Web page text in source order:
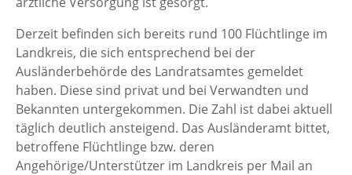
Derzeit befinden sich bereits rund 100 Flüchtlinge im
Landkreis, die sich entsprechend bei der
Ausländerbehörde des Landratsamtes gemeldet
haben. Diese sind privat und bei Verwandten und
Bekannten untergekommen. Die Zahl ist dabei aktuell
täglich deutlich ansteigend. Das Ausländeramt bittet,
betroffene Flüchtlinge bzw. deren
Angehörige/Unterstützer im Landkreis per Mail an